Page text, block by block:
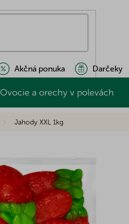
Akčná ponuka Darčeky
Ovocie a orechy v polevách
Jahody XXL 1kg